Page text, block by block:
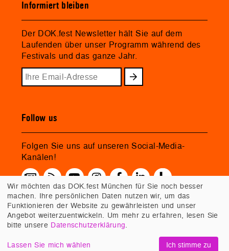
Informiert bleiben
Der DOK.fest Newsletter hält Sie auf dem
Laufenden über unser Programm während des
Festivals und das ganze Jahr.
Follow us
Folgen Sie uns auf unseren Social-Media-
Kanälen!
Wir möchten das DOK.fest München für Sie noch besser
machen. Ihre persönlichen Daten nutzen wir, um das
Funktionieren der Website zu gewährleisten und unser
Angebot weiterzuentwickeln. Um mehr zu erfahren, lesen Sie
bitte unsere Datenschutzerklärung.
Lassen Sie mich wählen Ich stimme zu